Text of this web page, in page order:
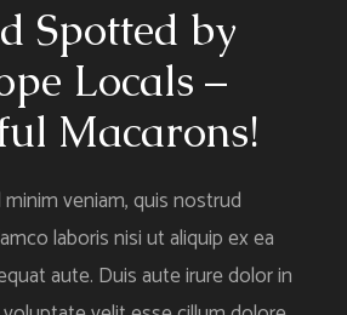
Spotted by
Locals –
Macarons!
veniam, quis nostrud
laboris nisi ut aliquip ex ea
aute. Duis aute irure dolor in